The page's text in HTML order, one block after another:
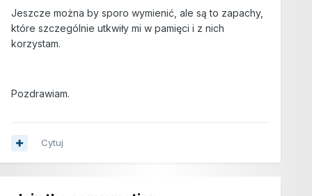
Jeszcze można by sporo wymienić, ale są to zapachy,
które szczególnie utkwiły mi w pamięci i z nich
korzystam.
Pozdrawiam.
Cytuj